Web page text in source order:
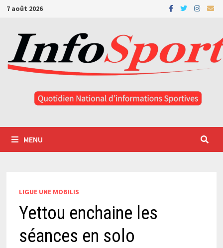
Passer
contenu
7 août 2026
MENU
LIGUE UNE MOBILIS
Yettou enchaine les
séances en solo